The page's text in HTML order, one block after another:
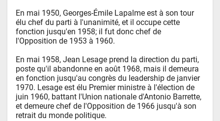
En mai 1950, Georges-Émile Lapalme est à son tour
élu chef du parti à l'unanimité, et il occupe cette
fonction jusqu'en 1958; il fut donc chef de
l'Opposition de 1953 à 1960.
En mai 1958, Jean Lesage prend la direction du parti,
poste qu'il abandonne en août 1968, mais il demeura
en fonction jusqu'au congrès du leadership de janvier
1970. Lesage est élu Premier ministre à l'élection de
juin 1960, battant l'Union nationale d'Antonio Barrette,
et demeure chef de l'Opposition de 1966 jusqu'à son
retrait du monde politique.